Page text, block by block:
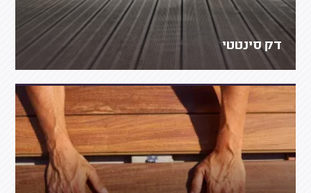
דק סינטטי